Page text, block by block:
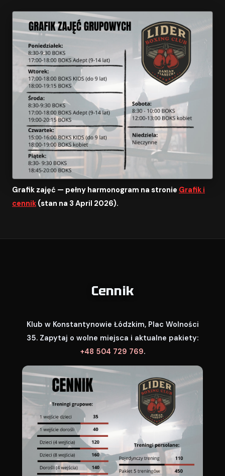
Grafik zajęć — pełny harmonogram na stronie Grafik i
cennik (stan na 3 April 2026).
Cennik
Klub w Konstantynowie Łódzkim, Plac Wolności
35. Zapytaj o wolne miejsca i aktualne pakiety:
+48 504 729 769.